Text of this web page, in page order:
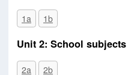
1a 1b
Unit 2: School subjects
2a 2b